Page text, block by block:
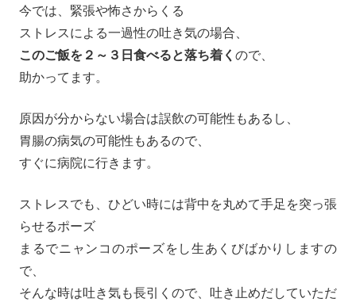
今では、緊張や怖さからくる
ストレスによる一過性の吐き気の場合、
このご飯を２～３日食べると落ち着く ので、
助かってます。
原因が分からない場合は誤飲の可能性もあるし、
胃腸の病気の可能性もあるので、
すぐに病院に行きます。
ストレスでも、ひどい時には背中を丸めて手足を突っ張
らせるポーズ
まるでニャンコのポーズをし生あくびばかりしますの
で、
そんな時は吐き気も長引くので、吐き止めだしていただ